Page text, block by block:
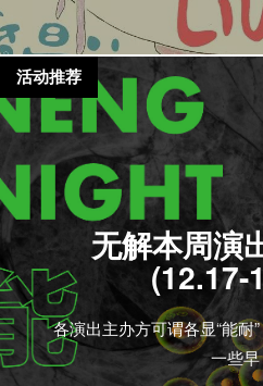
无解本周演
(12.17-
各演出主办方可谓各显“能耐
一些
活动推荐